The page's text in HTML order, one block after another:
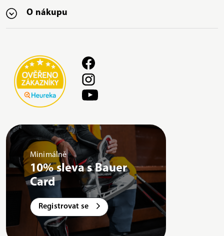
O nákupu
Minimálně
10% sleva s Bauer
Card
Registrovat se